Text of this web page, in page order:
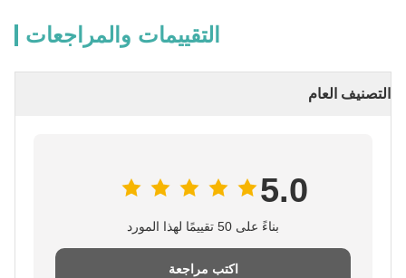
التقييمات والمراجعات
التصنيف العام
5.0
بناءً على 50 تقييمًا لهذا المورد
اكتب مراجعة